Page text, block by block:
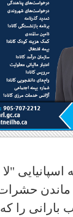
اسپانیایی
حشرات
بارانی را